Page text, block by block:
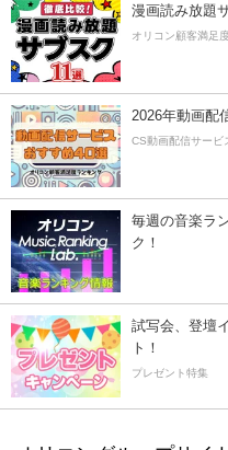
漫画読み放題
オリコン顧客満足
2026年動画配
CS動画配信サービ
毎週の音楽ラ
ク！
試写会、登壇
ト！
プレゼント特集